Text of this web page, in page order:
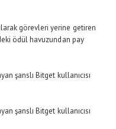
görevleri yerine getiren
ödül havuzundan pay
şanslı Bitget kullanıcısı
şanslı Bitget kullanıcısı